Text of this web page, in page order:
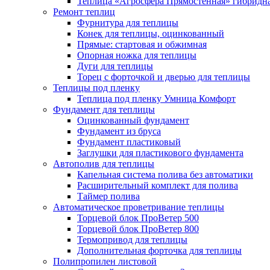
Ремонт теплиц
Фурнитура для теплицы
Конек для теплицы, оцинкованный
Прямые: стартовая и обжимная
Опорная ножка для теплицы
Дуги для теплицы
Торец с форточкой и дверью для теплицы
Теплицы под пленку
Теплица под пленку Умница Комфорт
Фундамент для теплицы
Оцинкованный фундамент
Фундамент из бруса
Фундамент пластиковый
Заглушки для пластикового фундамента
Автополив для теплицы
Капельная система полива без автоматики
Расширительный комплект для полива
Таймер полива
Автоматическое проветривание теплицы
Торцевой блок ПроВетер 500
Торцевой блок ПроВетер 800
Термопривод для теплицы
Дополнительная форточка для теплицы
Полипропилен листовой